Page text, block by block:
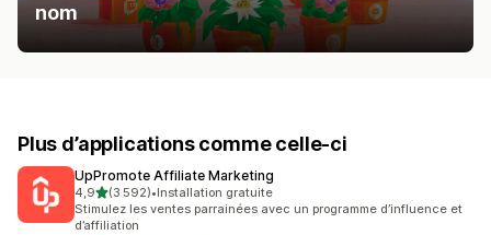
nom
Plus d’applications comme celle-ci
UpPromote Affiliate Marketing
4,9étoile(s) sur 5
(3 592)
3592 avis au total
•Installation gratuite
Stimulez les ventes parrainées avec un programme d’influence et
d’affiliation